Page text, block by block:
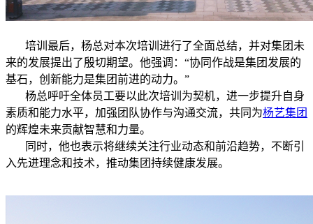
培训最后，杨总对本次培训进行了全面总结，并对集团未
来的发展提出了殷切期望。他强调：“协同作战是集团发展的
基石，创新能力是集团前进的动力。”
杨总呼吁全体员工要以此次培训为契机，进一步提升自身
素质和能力水平，加强团队协作与沟通交流，共同为杨艺集团
的辉煌未来贡献智慧和力量。
同时，他也表示将继续关注行业动态和前沿趋势，不断引
入先进理念和技术，推动集团持续健康发展。